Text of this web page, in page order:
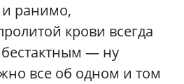
и ранимо,
крови всегда
— ну
все об одном и том